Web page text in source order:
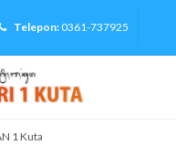
Telepon: 0361-737925
1 Kuta